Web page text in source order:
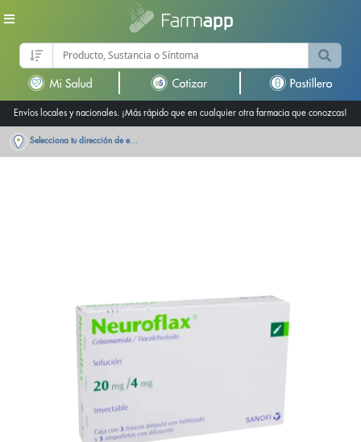
Envíos locales y nacionales. ¡Más rápido que en cualquier otra farmacia que conozcas!
Selecciona tu dirección de entrega